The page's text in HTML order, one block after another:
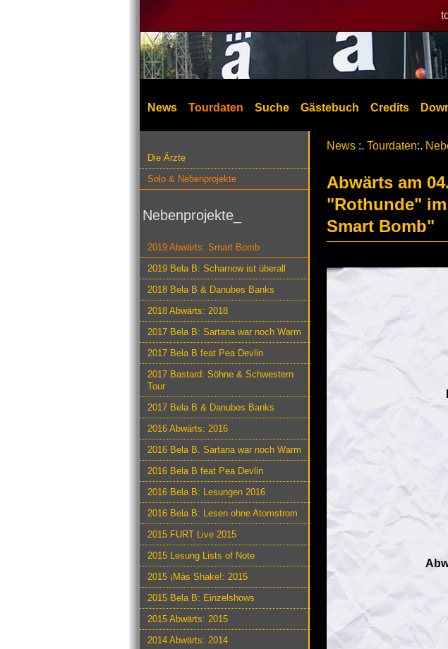
News Tourdaten Suche Gästebuch Credits
Die Ärzte
Solo & Nebenprojekte
Nebenprojekte_
2019 Abwärts: Smart Bomb
2019 Bela B: Scharnow ist überall
2018 Bela B & Danubes Banks
2018 Abwärts: 2018
2017 Bela B: Sartana war noch Warm
2017 Bela B feat Pea Devlin
2017 Bastard: Söhne & Schwestern
Tour
2017 Bela B & Danubes Banks
2016 Abwärts: 2016
2016 Bela B. Sartana war noch Warm
2016 Bela B feat Pea Devlin
2016 Bela B: Lesungen 2016
2016 Bela B: Lesen ohne Atomstrom
2015 FURT Live 2015
2015 Lesung Lists of Note
2015 ¡Más Shake!: 2015
2015 Bela B: Einzelshows
2015 Abwärts: 2015
2014 Abwärts: 2014
News :. Tourdaten:.
Abwärts am
"Rothunde"
Smart Bomb"